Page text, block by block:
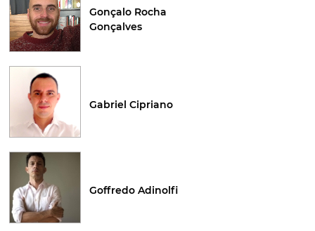
Gonçalo Rocha
Gonçalves
Gabriel Cipriano
Goffredo Adinolfi